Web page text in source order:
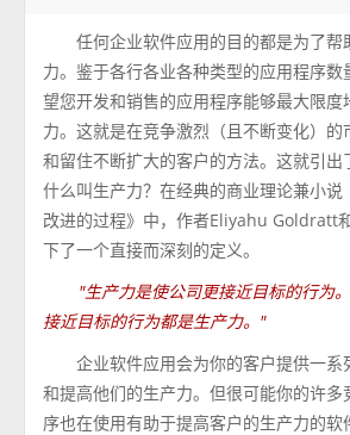
任何企业软件应用的目的都是为了帮
力。鉴于各行各业各种类型的应用程序数
望您开发和销售的应用程序能够最大限度
力。这就是在竞争激烈（且不断变化）的
和留住不断扩大的客户的方法。这就引出
什么叫生产力？在经典的商业理论兼小说
改进的过程》中，作者Eliyahu Goldratt
下了一个直接而深刻的定义。
"生产力是使公司更接近目标的行为
接近目标的行为都是生产力。"
企业软件应用会为你的客户提供一系
和提高他们的生产力。但很可能你的许多
序也在使用有助于提高客户的生产力的软